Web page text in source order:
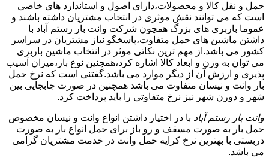
حمل و نقل کالا و محصولات،دارای اصول و استاندارد های خاصی
است که می توانند نقش موثری در انتخاب مشتریان داشته باشند و
عموما باربری های بزرگ همچون شرکت وانت بار رستم آباد با
داشتن ماشین های حمل متفاوت،پاسخگو نیاز مشتریان در سراسر
کشور می باشد.از مهم ترین نکاتی موثر در انتخاب ماشین باربری
می توان به وزن و ابعاد کالا اشاره کرد،همچنین نوع بار،میزان آسیب
پذیری و ارزش آن از دیگر موارد می باشد.گفتنی است که نرخ حمل
بار وانت و نیسان متفاوت می باشد همچنین در صورت جابجایی بین
شهر و دورن شهر نیز نرخ متفاوتی را باید پرداخت کرد.
وانت بار رستم آباد با در اختیار داشتن انواع وانت و نیسان مخصوص
حمل بار به صورت مسقف و رو باز برای حمل انواع بار به صورت
دربستی با بهترین نرخ کرایه حمل وانت در خدمت مشتریان گرامی
می باشد.